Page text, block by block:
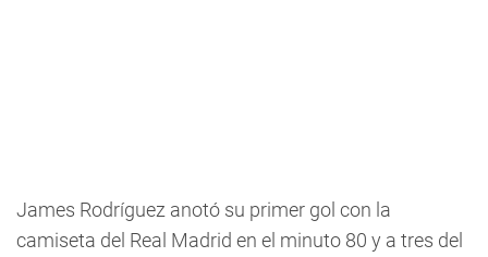
James Rodríguez anotó su primer gol con la
camiseta del Real Madrid en el minuto 80 y a tres del